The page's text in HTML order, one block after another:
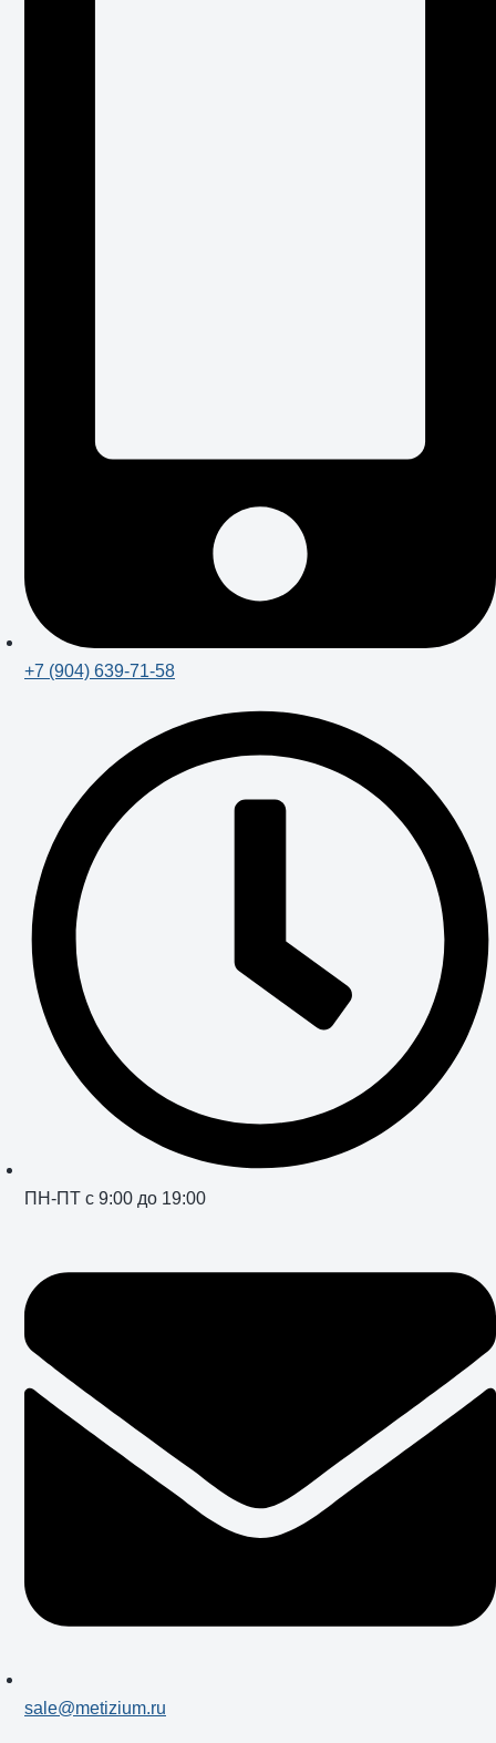
+7 (904) 639-71-58
ПН-ПТ с 9:00 до 19:00
sale@metizium.ru